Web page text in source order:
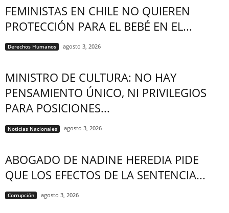
FEMINISTAS EN CHILE NO QUIEREN
PROTECCIÓN PARA EL BEBÉ EN EL...
Derechos Humanos agosto 3, 2026
MINISTRO DE CULTURA: NO HAY
PENSAMIENTO ÚNICO, NI PRIVILEGIOS
PARA POSICIONES...
Noticias Nacionales agosto 3, 2026
ABOGADO DE NADINE HEREDIA PIDE
QUE LOS EFECTOS DE LA SENTENCIA...
Corrupción agosto 3, 2026